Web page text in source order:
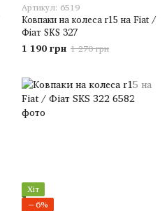
Артикул: 6519
Ковпаки на колеса r15 на Fiat /
Фіат SKS 327
1 190 грн 1 270 грн
Хіт
−6%